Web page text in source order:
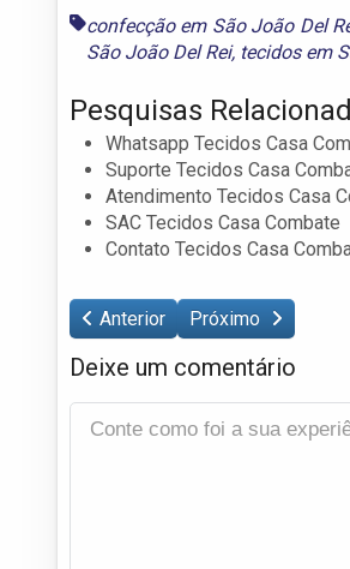
confecção em São João Del
São João Del Rei, tecidos em
Pesquisas
Whatsapp Tecidos Casa
Suporte Tecidos Casa
Atendimento Tecidos Casa
SAC Tecidos Casa Combate
Contato Tecidos Casa
Anterior Próximo
Deixe um comentário